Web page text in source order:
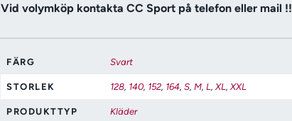
Vid volymköp kontakta CC Sport på telefon eller mail !!
FÄRG Svart
STORLEK 128, 140, 152, 164,S,M,L,XL,XXL
PRODUKTTYP Kläder